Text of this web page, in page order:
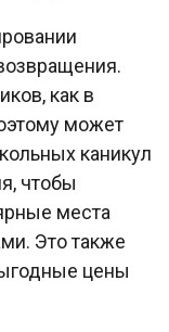
как в
может
каникул
чтобы
места
Это также
цены